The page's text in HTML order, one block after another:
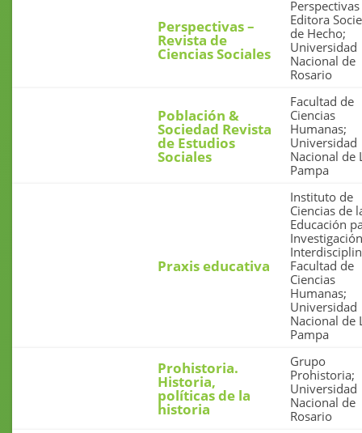
Perspectivas –
Revista de
Ciencias Sociales
Perspectivas
Editora
de Hecho;
Universidad
Nacional de
Rosario
Población &
Sociedad Revista
de Estudios
Sociales
Facultad de
Ciencias
Humanas;
Universidad
Nacional de
Pampa
Praxis educativa
Instituto de
Ciencias de
Educación
Investigación
Facultad de
Ciencias
Humanas;
Universidad
Nacional de
Pampa
Prohistoria.
Historia,
políticas de la
historia
Grupo
Prohistoria;
Universidad
Nacional de
Rosario